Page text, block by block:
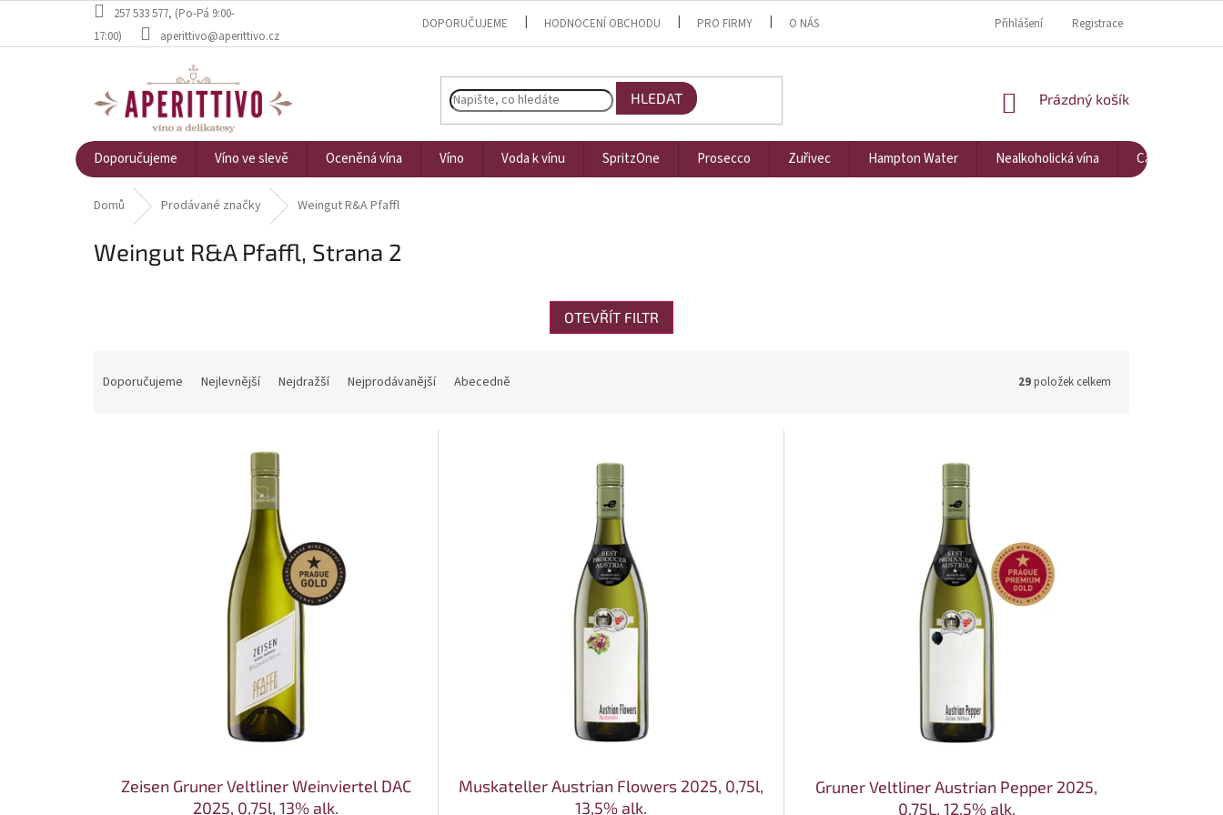
257 533 577, (Po-Pá 9:00-
17:00)
aperittivo@aperittivo.cz
DOPORUČUJEME HODNOCENÍ OBCHODU PRO FIRMY O NÁS KONTAKTY
Přihlášení Registrace
HLEDAT NÁKUPNÍ KOŠÍK
Prázdný košík
Doporučujeme Víno ve slevě Oceněná vína Víno Voda k vínu SpritzOne Prosecco Zuřivec Hampton Water Nealkoholická vína Cavarna
Domů Prodávané značky Weingut R&A Pfaffl
Weingut R&A Pfaffl, Strana 2
OTEVŘÍT FILTR
Doporučujeme Nejlevnější Nejdražší Nejprodávanější Abecedně 29položek celkem
Zeisen Gruner Veltliner Weinviertel DAC
2025, 0,75l, 13% alk.
Muskateller Austrian Flowers 2025, 0,75l,
13,5% alk.
Gruner Veltliner Austrian Pepper 2025,
0,75L, 12,5% alk.